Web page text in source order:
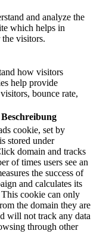
and analyze the
which helps in
visitors.
how visitors
help provide
bounce rate,
Beschreibung
cookie, set by
stored under
domain and tracks
of times users see an
the success of
and calculates its
cookie can only
the domain they are
will not track any data
through other